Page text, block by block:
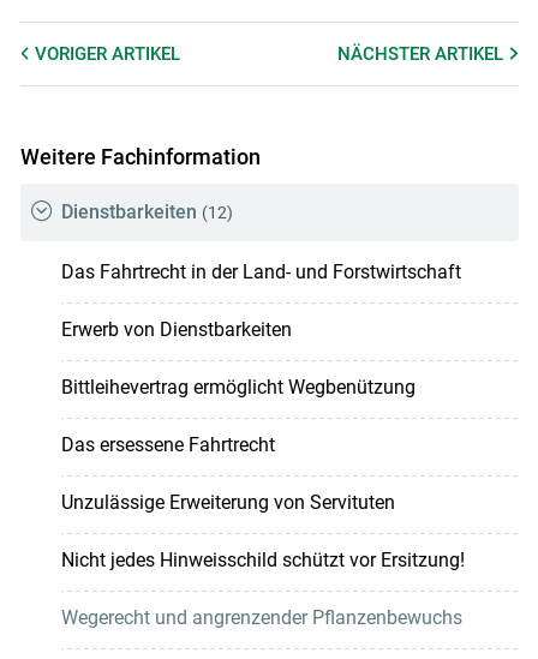
VORIGER ARTIKEL NÄCHSTERARTIKEL
Weitere Fachinformation
Dienstbarkeiten (12)
Das Fahrtrecht in der Land- und Forstwirtschaft
Erwerb von Dienstbarkeiten
Bittleihevertrag ermöglicht Wegbenützung
Das ersessene Fahrtrecht
Unzulässige Erweiterung von Servituten
Nicht jedes Hinweisschild schützt vor Ersitzung!
Wegerecht und angrenzender Pflanzenbewuchs